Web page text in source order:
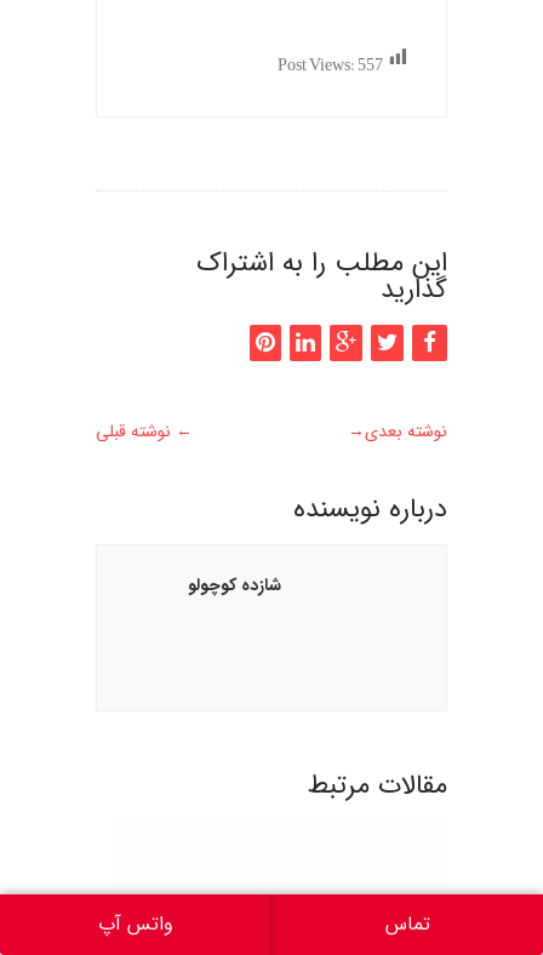
Post Views:557
این مطلب را به اشتراک
گذارید
← نوشته قبلی نوشته بعدی→
درباره نويسنده
شازده کوچولو
مقالات مرتبط
تماس واتس آپ